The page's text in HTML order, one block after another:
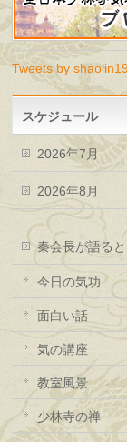
Tweets by
スケジュール
2026年7月
2026年8月
秦会長が語る
今日の気功
面白い話
気の講座
教室風景
少林寺の禅